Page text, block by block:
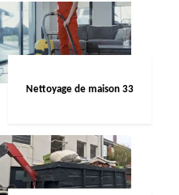
Nettoyage de maison 33